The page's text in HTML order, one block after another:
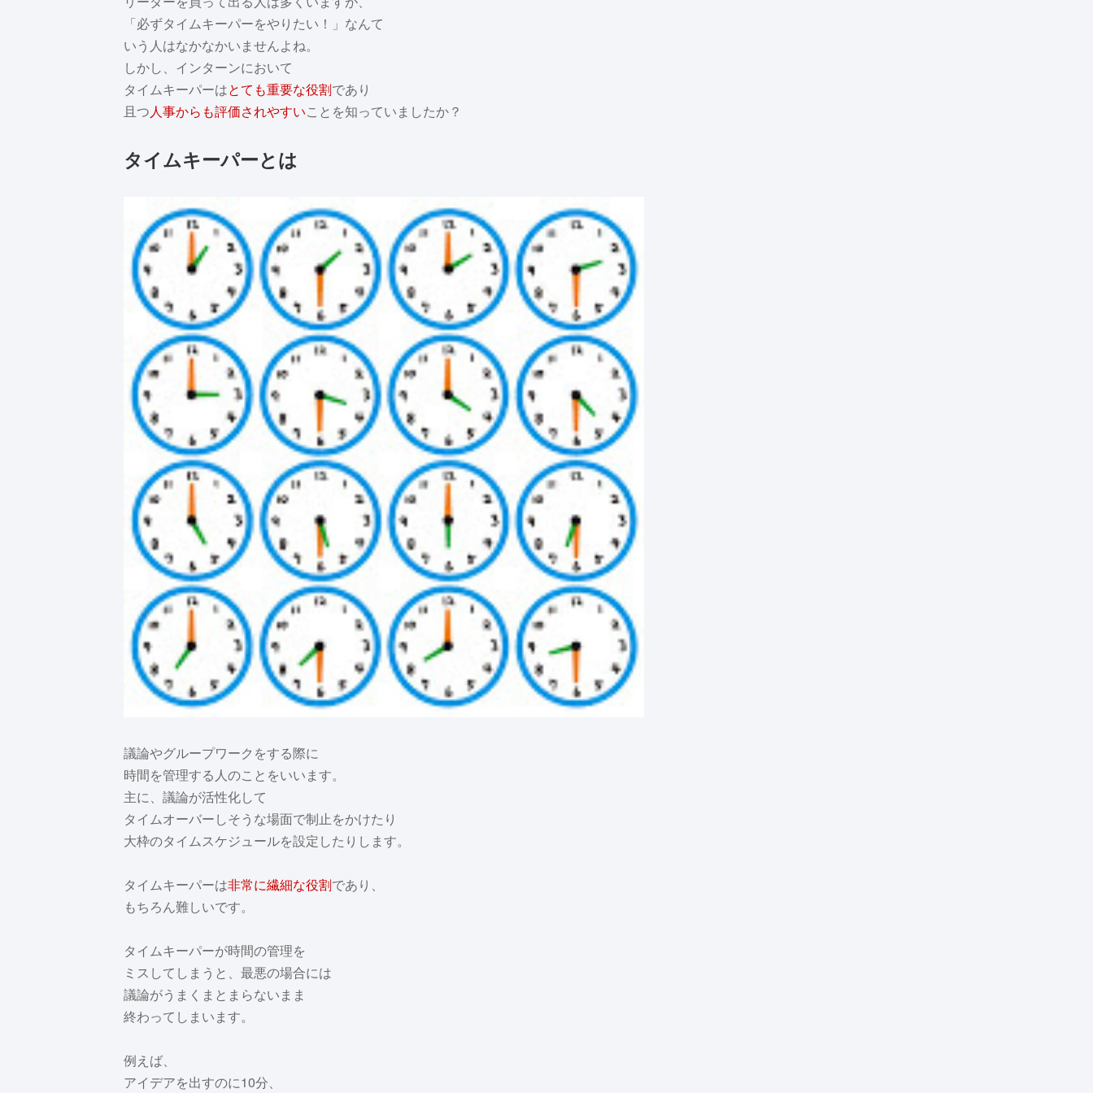
「必ずタイムキーパーをやりたい！」なんて
いう人はなかなかいませんよね。
しかし、インターンにおいて
タイムキーパーはとても重要な役割であり
且つ人事からも評価されやすいことを知っていましたか？
タイムキーパーとは
議論やグループワークをする際に
時間を管理する人のことをいいます。
主に、議論が活性化して
タイムオーバーしそうな場面で制止をかけたり
大枠のタイムスケジュールを設定したりします。
タイムキーパーは非常に繊細な役割であり、
もちろん難しいです。
タイムキーパーが時間の管理を
ミスしてしまうと、最悪の場合には
議論がうまくまとまらないまま
終わってしまいます。
例えば、
アイデアを出すのに10分、